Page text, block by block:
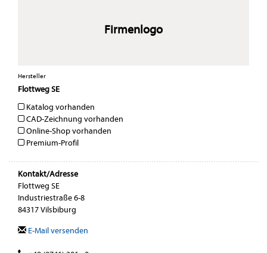
Firmenlogo
Hersteller
Flottweg SE
Katalog vorhanden
CAD-Zeichnung vorhanden
Online-Shop vorhanden
Premium-Profil
Kontakt/Adresse
Flottweg SE
Industriestraße 6-8
84317 Vilsbiburg
E-Mail versenden